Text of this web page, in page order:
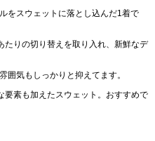
をスウェットに落とし込んだ1着で
たりの切り替えを取り入れ、新鮮なデ
囲気もしっかりと抑えてます。
要素も加えたスウェット。おすすめで